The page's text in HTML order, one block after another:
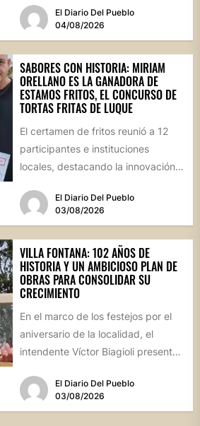
El Diario Del Pueblo
04/08/2026
SABORES CON HISTORIA: MIRIAM
ORELLANO ES LA GANADORA DE
ESTAMOS FRITOS, EL CONCURSO DE
TORTAS FRITAS DE LUQUE
El certamen de fritos reunió a 12
participantes e instituciones
locales, destacando la innovación
El Diario Del Pueblo
03/08/2026
VILLA FONTANA: 102 AÑOS DE
HISTORIA Y UN AMBICIOSO PLAN DE
OBRAS PARA CONSOLIDAR SU
CRECIMIENTO
En el marco de los festejos por el
aniversario de la localidad, el
intendente Víctor Biagioli presentó
El Diario Del Pueblo
03/08/2026